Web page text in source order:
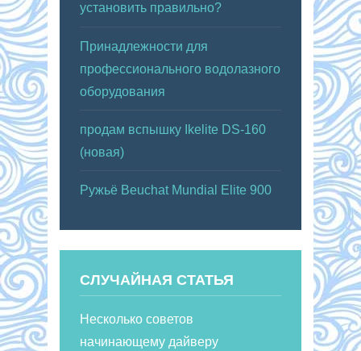
установить правильно?
Принадлежности для
профессионального водолазного
оборудования
продам вспышку Ikelite DS-160
(новая)
Ружьё Beuchat Mundial Elite 900
СЛУЧАЙНАЯ СТАТЬЯ
Несколько советов
начинающему дайверу